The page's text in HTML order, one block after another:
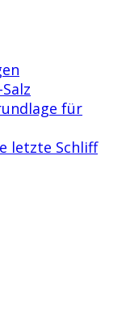
für
letzte Schliff